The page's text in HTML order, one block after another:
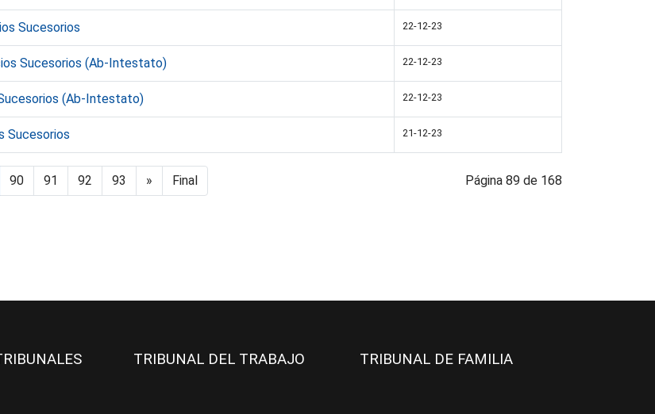
Sucesorios 22-12-23
Sucesorios (Ab-Intestato) 22-12-23
(Ab-Intestato) 22-12-23
Sucesorios 21-12-23
90 91 92 93 » Final Página 89 de 168
TRIBUNAL DEL TRABAJO TRIBUNAL DE FAMILIA